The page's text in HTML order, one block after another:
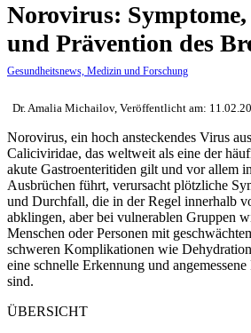
Norovirus:
und Prävention des
Gesundheitsnews, Medizin und Forschung
Dr. Amalia Michailov, Veröffentlicht am:
Norovirus, ein hoch ansteckendes Virus
Caliciviridae, das weltweit als eine der
akute Gastroenteritiden gilt und vor allem
Ausbrüchen führt, verursacht plötzliche
und Durchfall, die in der Regel innerhalb
abklingen, aber bei vulnerablen Gruppen
Menschen oder Personen mit
schweren Komplikationen wie
eine schnelle Erkennung und
sind.
ÜBERSICHT